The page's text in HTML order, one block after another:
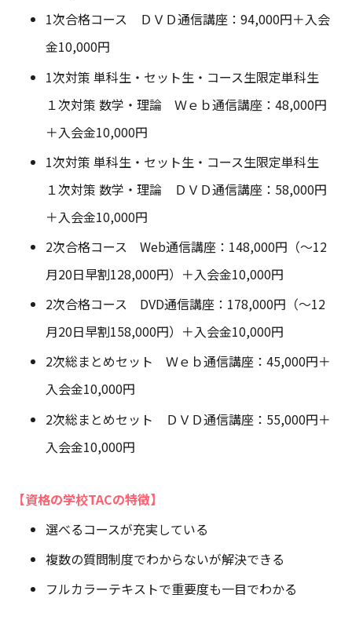
1次合格コース ＤＶＤ通信講座：94,000円＋入会
金10,000円
1次対策 単科生・セット生・コース生限定単科生
１次対策 数学・理論 Ｗｅｂ通信講座：48,000円
＋入会金10,000円
1次対策 単科生・セット生・コース生限定単科生
１次対策 数学・理論 ＤＶＤ通信講座：58,000円
＋入会金10,000円
2次合格コース Web通信講座：148,000円（～12
月20日早割128,000円）＋入会金10,000円
2次合格コース DVD通信講座：178,000円（～12
月20日早割158,000円）＋入会金10,000円
2次総まとめセット Ｗｅｂ通信講座：45,000円＋
入会金10,000円
2次総まとめセット ＤＶＤ通信講座：55,000円＋
入会金10,000円
【資格の学校TACの特徴】
選べるコースが充実している
複数の質問制度でわからないが解決できる
フルカラーテキストで重要度も一目でわかる